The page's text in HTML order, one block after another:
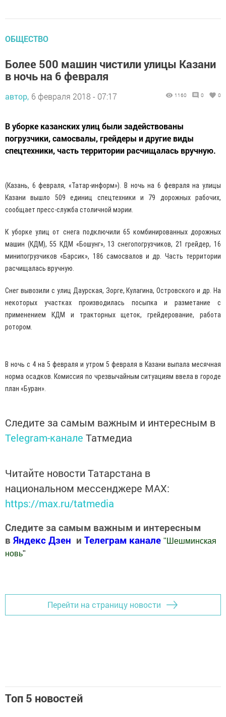
ОБЩЕСТВО
Более 500 машин чистили улицы Казани
в ночь на 6 февраля
автор, 6 февраля 2018 - 07:17 1160 0 0
В уборке казанских улиц были задействованы
погрузчики, самосвалы, грейдеры и другие виды
спецтехники, часть территории расчищалась вручную.
(Казань, 6 февраля, «Татар-информ»). В ночь на 6 февраля на улицы
Казани вышло 509 единиц спецтехники и 79 дорожных рабочих,
сообщает пресс-служба столичной мэрии.
К уборке улиц от снега подключили 65 комбинированных дорожных
машин (КДМ), 55 КДМ «Бошунг», 13 снегопогрузчиков, 21 грейдер, 16
минипогрузчиков «Барсик», 186 самосвалов и др. Часть территории
расчищалась вручную.
Снег вывозили с улиц Даурская, Зорге, Кулагина, Островского и др. На
некоторых участках производилась посыпка и разметание с
применением КДМ и тракторных щеток, грейдерование, работа
ротором.
В ночь с 4 на 5 февраля и утром 5 февраля в Казани выпала месячная
норма осадков. Комиссия по чрезвычайным ситуациям ввела в городе
план «Буран».
Следите за самым важным и интересным в
Telegram-канале Татмедиа
Читайте новости Татарстана в
национальном мессенджере MАХ:
https://max.ru/tatmedia
Следите за самым важным и интересным
в Яндекс Дзен и Телеграм канале " Шешминская
новь"
Перейти на страницу новости
Топ 5 новостей